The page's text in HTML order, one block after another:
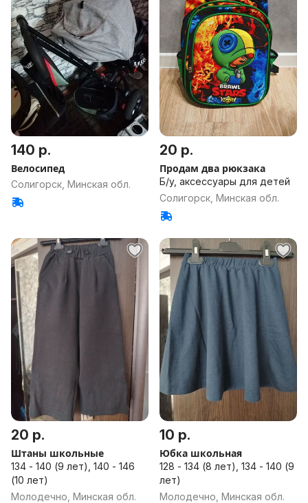
140 р.
Велосипед
Солигорск, Минская обл.
20 р.
Продам два рюкзака
Б/у, аксессуары для детей
Солигорск, Минская обл.
20 р.
Штаны школьные
134 - 140 (9 лет), 140 - 146
(10 лет)
Молодечно, Минская обл.
10 р.
Юбка школьная
128 - 134 (8 лет), 134 - 140 (9
лет)
Молодечно, Минская обл.